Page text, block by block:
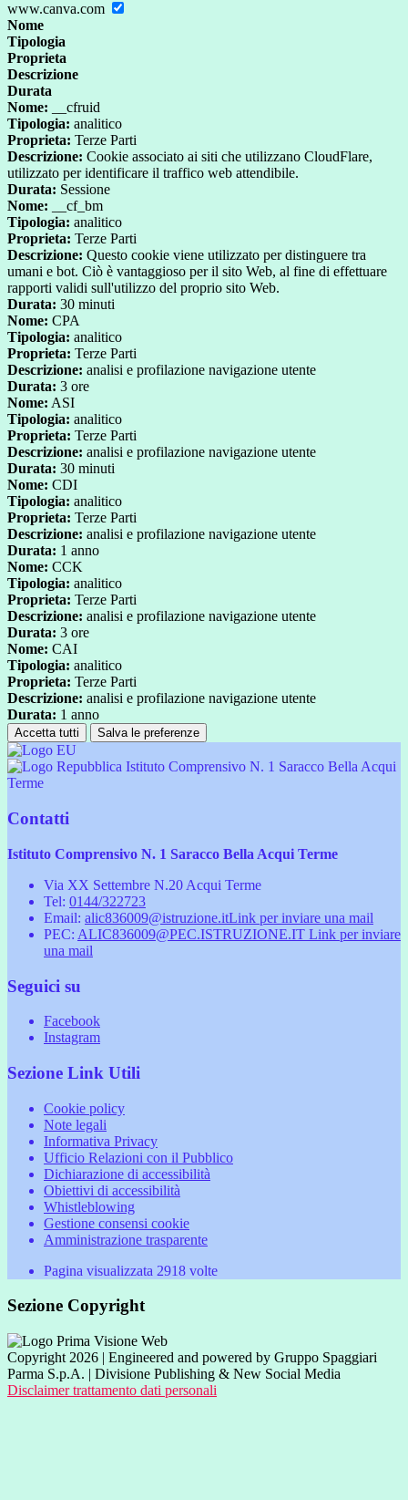
www.canva.com
Nome
Tipologia
Proprieta
Descrizione
Durata
Nome: __cfruid
Tipologia: analitico
Proprieta: Terze Parti
Descrizione: Cookie associato ai siti che utilizzano CloudFlare,
utilizzato per identificare il traffico web attendibile.
Durata: Sessione
Nome: __cf_bm
Tipologia: analitico
Proprieta: Terze Parti
Descrizione: Questo cookie viene utilizzato per distinguere tra
umani e bot. Ciò è vantaggioso per il sito Web, al fine di effettuare
rapporti validi sull'utilizzo del proprio sito Web.
Durata: 30 minuti
Nome: CPA
Tipologia: analitico
Proprieta: Terze Parti
Descrizione: analisi e profilazione navigazione utente
Durata: 3 ore
Nome: ASI
Tipologia: analitico
Proprieta: Terze Parti
Descrizione: analisi e profilazione navigazione utente
Durata: 30 minuti
Nome: CDI
Tipologia: analitico
Proprieta: Terze Parti
Descrizione: analisi e profilazione navigazione utente
Durata: 1 anno
Nome: CCK
Tipologia: analitico
Proprieta: Terze Parti
Descrizione: analisi e profilazione navigazione utente
Durata: 3 ore
Nome: CAI
Tipologia: analitico
Proprieta: Terze Parti
Descrizione: analisi e profilazione navigazione utente
Durata: 1 anno
Accetta tutti Salva le preferenze
Istituto Comprensivo N. 1 Saracco Bella Acqui
Terme
Contatti
Istituto Comprensivo N. 1 Saracco Bella Acqui Terme
Via XX Settembre N.20 Acqui Terme
Tel: 0144/322723
Email: alic836009@istruzione.itLink per inviare una mail
PEC: ALIC836009@PEC.ISTRUZIONE.IT Link per inviare
una mail
Seguici su
Facebook
Instagram
Sezione Link Utili
Cookie policy
Note legali
Informativa Privacy
Ufficio Relazioni con il Pubblico
Dichiarazione di accessibilità
Obiettivi di accessibilità
Whistleblowing
Gestione consensi cookie
Amministrazione trasparente
Pagina visualizzata 2918 volte
Sezione Copyright
Copyright 2026 | Engineered and powered by Gruppo Spaggiari
Parma S.p.A. | Divisione Publishing & New Social Media
Disclaimer trattamento dati personali